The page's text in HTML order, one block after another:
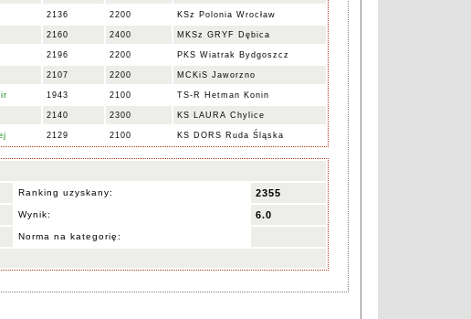
2136 2200 KSz Polonia Wrocław
2160 2400 MKSz GRYF Dębica
2196 2200 PKS Wiatrak Bydgoszcz
2107 2200 MCKiS Jaworzno
1943 2100 TS-R Hetman Konin
2140 2300 KS LAURA Chylice
2129 2100 KS DORS Ruda Śląska
Ranking uzyskany: 2355
Wynik: 6.0
Norma na kategorię: